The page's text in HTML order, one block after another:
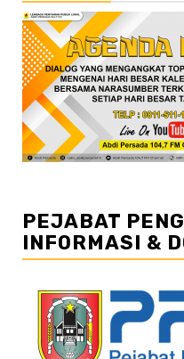
PEJABAT
INFORMASI &